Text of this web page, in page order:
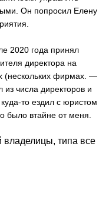
Он попросил Елену
2020 года принял
директора на
(нескольких фирмах. —
числа директоров и
то ездил с юристом
было втайне от меня.
владелицы, типа все